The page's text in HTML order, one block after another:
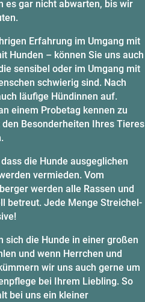
es gar nicht abwarten, bis wir
Erfahrung im Umgang mit
Hunden – können Sie uns auch
sensibel oder im Umgang mit
schwierig sind. Nach
läufige Hündinnen auf.
einem Probetag kennen zu
Besonderheiten Ihres Tieres
die Hunde ausgeglichen
vermieden. Vom
werden alle Rassen und
betreut. Jede Menge Streichel-
sich die Hunde in einer großen
und wenn Herrchen und
wir uns auch gerne um
bei Ihrem Liebling. So
bei uns ein kleiner